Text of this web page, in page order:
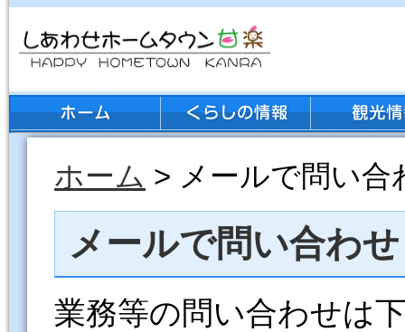
ホーム > メールで問い合
メールで問い合わせ
業務等の問い合わせは